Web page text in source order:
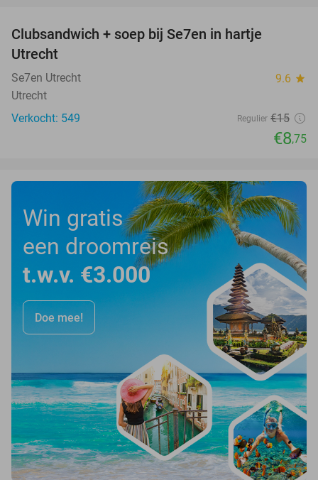
Clubsandwich + soep bij Se7en in hartje
Utrecht
Se7en Utrecht 9.6 star
Utrecht
Verkocht: 549
Regulier €15
€8,75
Win gratis
een droomreis
t.w.v. €3.000
Doe mee!